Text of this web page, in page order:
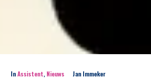
InAssistent, Nieuws
Jan Immeker